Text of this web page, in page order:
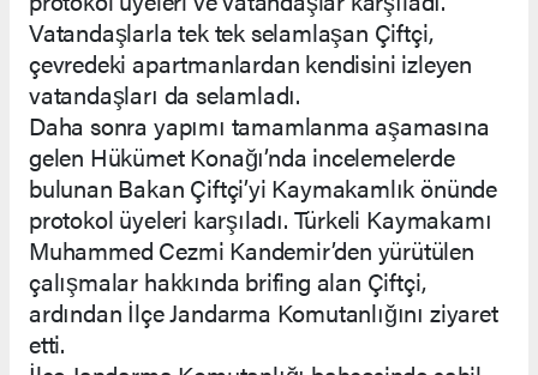
Vatandaşlarla tek tek selamlaşan Çiftçi,
çevredeki apartmanlardan kendisini izleyen
vatandaşları da selamladı.
Daha sonra yapımı tamamlanma aşamasına
gelen Hükümet Konağı’nda incelemelerde
bulunan Bakan Çiftçi’yi Kaymakamlık önünde
protokol üyeleri karşıladı. Türkeli Kaymakamı
Muhammed Cezmi Kandemir’den yürütülen
çalışmalar hakkında brifing alan Çiftçi,
ardından İlçe Jandarma Komutanlığını ziyaret
etti.